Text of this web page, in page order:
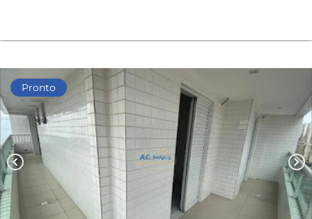
Pronto
chevron_left chevron_right